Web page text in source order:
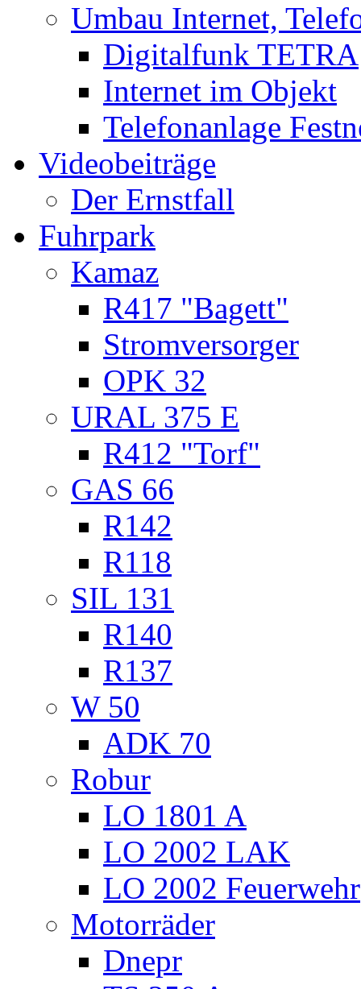
Umbau Internet,
Digitalfunk TETRA
Internet im Objekt
Telefonanlage
Videobeiträge
Der Ernstfall
Fuhrpark
Kamaz
R417 "Bagett"
Stromversorger
OPK 32
URAL 375 E
R412 "Torf"
GAS 66
R142
R118
SIL 131
R140
R137
W 50
ADK 70
Robur
LO 1801 A
LO 2002 LAK
LO 2002 Feuerwehr
Motorräder
Dnepr